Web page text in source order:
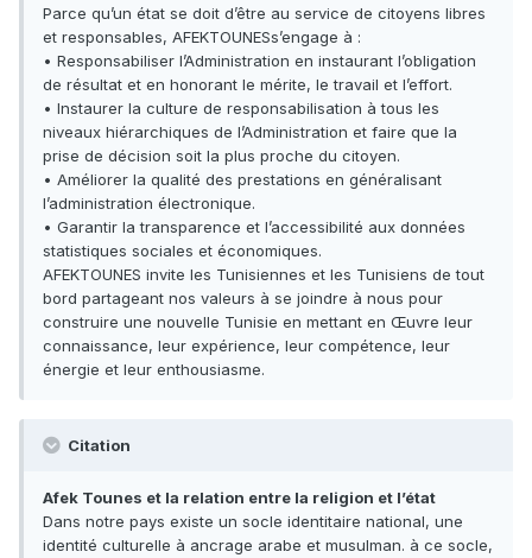
Parce qu’un état se doit d’être au service de citoyens libres
et responsables, AFEKTOUNESs’engage à :
• Responsabiliser l’Administration en instaurant l’obligation
de résultat et en honorant le mérite, le travail et l’effort.
• Instaurer la culture de responsabilisation à tous les
niveaux hiérarchiques de l’Administration et faire que la
prise de décision soit la plus proche du citoyen.
• Améliorer la qualité des prestations en généralisant
l’administration électronique.
• Garantir la transparence et l’accessibilité aux données
statistiques sociales et économiques.
AFEKTOUNES invite les Tunisiennes et les Tunisiens de tout
bord partageant nos valeurs à se joindre à nous pour
construire une nouvelle Tunisie en mettant en Œuvre leur
connaissance, leur expérience, leur compétence, leur
énergie et leur enthousiasme.
Citation
Afek Tounes et la relation entre la religion et l’état
Dans notre pays existe un socle identitaire national, une
identité culturelle à ancrage arabe et musulman. à ce socle,